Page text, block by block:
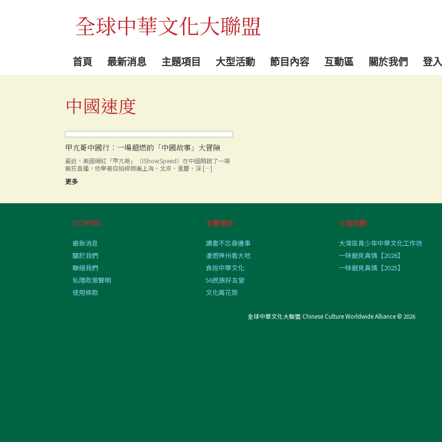
全球中華文化大聯盟
首頁 最新消息 主題項目 大型活動 節目內容 互動區 關於我們 登入
中國速度
甲亢哥中國行：一場超燃的「中國故事」大冒險
最近，美國網紅「甲亢哥」（IShowSpeed）在中國開啟了一場
瘋狂直播，他舉著自拍桿跑遍上海、北京、重慶、深 […]
更多
CCWWA
最新消息
關於我們
聯絡我們
私隱政策聲明
使用條款
主題項目
讀書不忘身邊事
漫遊神州看大地
食說中華文化
56民族好友營
文化萬花筒
大型活動
大灣區青少年中華文化工作坊
一味餸見真情【2026】
一味餸見真情【2025】
全球中華文化大聯盟 Chinese Culture Worldwide Alliance © 2026